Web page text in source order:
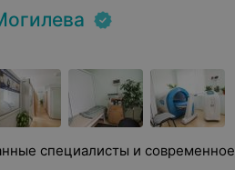
специалисты и современное